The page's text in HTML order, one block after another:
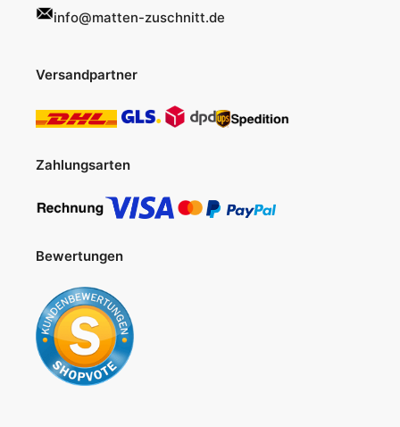
info@matten-zuschnitt.de
Versandpartner
Zahlungsarten
Bewertungen